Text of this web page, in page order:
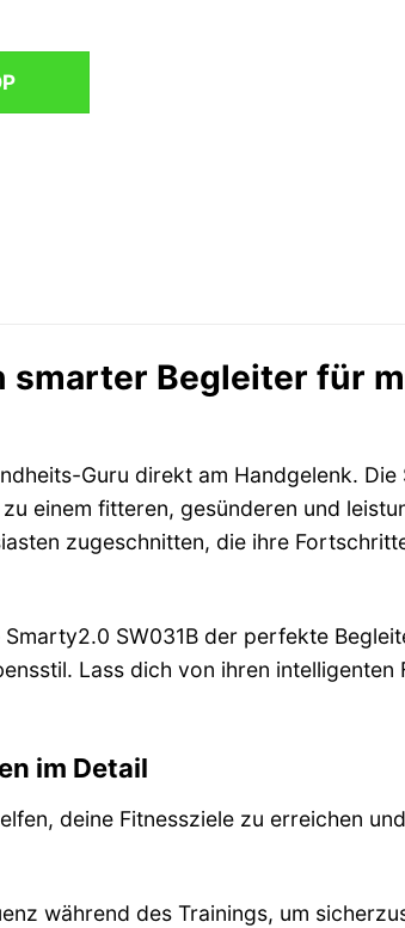
smarter Begleiter für
Guru direkt am Handgelenk. Die
einem fitteren, gesünderen und
zugeschnitten, die ihre
SW031B der perfekte
Lass dich von ihren intelligenten
im Detail
deine Fitnessziele zu erreichen
während des Trainings, um